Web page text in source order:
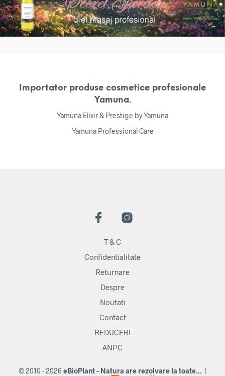
Importator produse cosmetice profesionale
Yamuna.
Yamuna Elixir & Prestige by Yamuna
Yamuna Professional Care
T & C
Confidentialitate
Returnare
Despre
Noutati
Contact
REDUCERI
ANPC
© 2010 - 2026 eBioPlant - Natura are rezolvare la toate... |